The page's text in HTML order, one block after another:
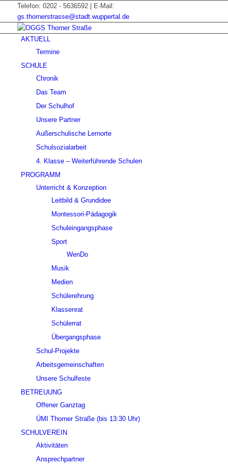
Telefon: 0202 - 5636592 | E-Mail:
gs.thornerstrasse@stadt.wuppertal.de
AKTUELL
Termine
SCHULE
Chronik
Das Team
Der Schulhof
Unsere Partner
Außerschulische Lernorte
Schulsozialarbeit
4. Klasse – Weiterführende Schulen
PROGRAMM
Unterricht & Konzeption
Leitbild & Grundidee
Montessori-Pädagogik
Schuleingangsphase
Sport
WenDo
Musik
Medien
Schülerehrung
Klassenrat
Schülerrat
Übergangsphase
Schul-Projekte
Arbeitsgemeinschaften
Unsere Schulfeste
BETREUUNG
Offener Ganztag
ÜMI Thorner Straße (bis 13:30 Uhr)
SCHULVEREIN
Aktivitäten
Ansprechpartner